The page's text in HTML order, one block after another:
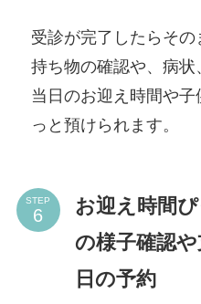
受診が完了したらその
持ち物の確認や、病状
当日のお迎え時間や
っと預けられます。
STEP
お迎え時間
の様子確認
日の予約